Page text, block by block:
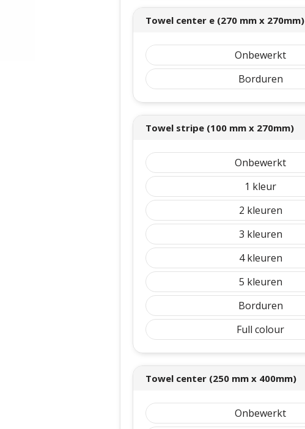
Towel center e (270 mm x 270mm)
Onbewerkt
Borduren
Towel stripe (100 mm x 270mm)
Onbewerkt
1
2
3
4
5
Borduren
Full colour
Towel center (250 mm x 400mm)
Onbewerkt